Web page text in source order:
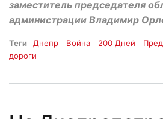
заместитель председателя
администрации Владимир
Теги Днепр Война 200 Дней
дороги